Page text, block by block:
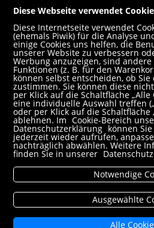
AGB
Impressum
Datenschutz- und Cookieerklärung
Freund:innen
Service
Jobs
Newsletter abonnieren
Schulbuchservice
Rund um den Einkauf
Versandbedingungen
Filialabholung
Erweiterte Suche
Diese Webseite verwendet
Diese Internetseite verwendet
(ehemals Piwik) für die Analyse
einige Cookies uns helfen, die
unserer Website zu verbessern
Werbung anzuzeigen, sind
Funktionen (z. B. für den
können selbst entscheiden, ob
zustimmen. Sie können diese
per Klick auf die Schaltfläche „Alle
eine individuelle Auswahl treffen
oder per Klick auf die Schaltfläche
ablehnen. Im Cookie-Bereich
Datenschutzerklärung können
jederzeit wieder aufrufen,
nachträglich abwählen. Weitere
finden Sie in unserer
Notwendige
Ausgewählte
Alle